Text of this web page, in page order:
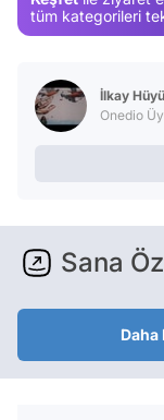
tüm kategorileri
İlkay
Onedio
Sana
Daha